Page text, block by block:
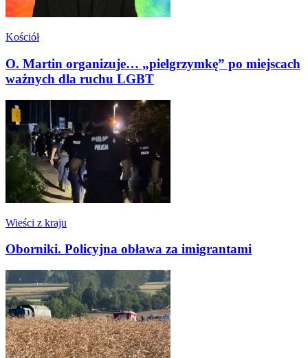
Kościół
O. Martin organizuje… „pielgrzymkę” po miejscach
ważnych dla ruchu LGBT
Wieści z kraju
Oborniki. Policyjna obława za imigrantami